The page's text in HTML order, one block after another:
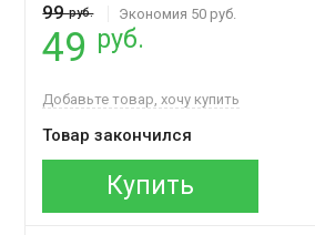
99руб. Экономия 50 руб.
49 руб.
Добавьте товар, хочу купить
Товар закончился
Купить